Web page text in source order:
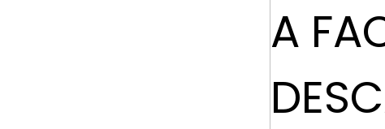
A